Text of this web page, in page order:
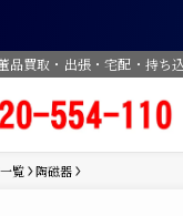
品買取・出張・宅配・持ち
覧 陶磁器